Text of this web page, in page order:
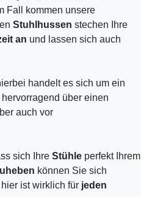
Fall kommen unsere
Stuhlhussen stechen Ihre
an und lassen sich auch
handelt es sich um ein
hervorragend über einen
auch vor
sich Ihre Stühle perfekt Ihrem
können Sie sich
hier ist wirklich für jeden